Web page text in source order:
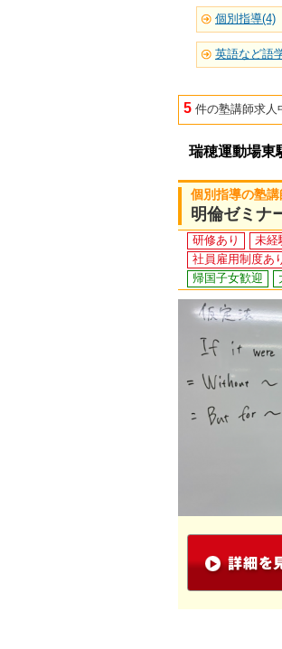
個別指導(4)
5 件の塾講師求
瑞穂運動場東
個別指導の塾
明倫ゼミ
研修あり 未経
社員雇用制度あ
帰国子女歓迎